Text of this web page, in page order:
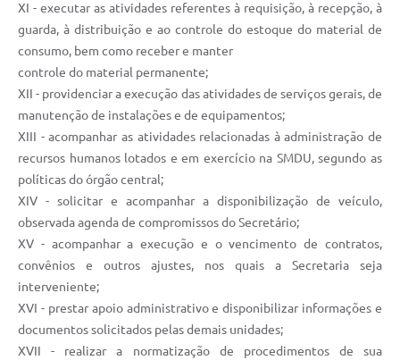
XI - executar as atividades referentes à requisição, à recepção, à
guarda, à distribuição e ao controle do estoque do material de
consumo, bem como receber e manter
controle do material permanente;
XII - providenciar a execução das atividades de serviços gerais, de
manutenção de instalações e de equipamentos;
XIII - acompanhar as atividades relacionadas à administração de
recursos humanos lotados e em exercício na SMDU, segundo as
políticas do órgão central;
XIV - solicitar e acompanhar a disponibilização de veículo,
observada agenda de compromissos do Secretário;
XV - acompanhar a execução e o vencimento de contratos,
convênios e outros ajustes, nos quais a Secretaria seja
interveniente;
XVI - prestar apoio administrativo e disponibilizar informações e
documentos solicitados pelas demais unidades;
XVII - realizar a normatização de procedimentos de sua